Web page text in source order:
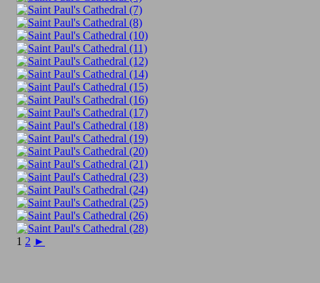
1 2 ►